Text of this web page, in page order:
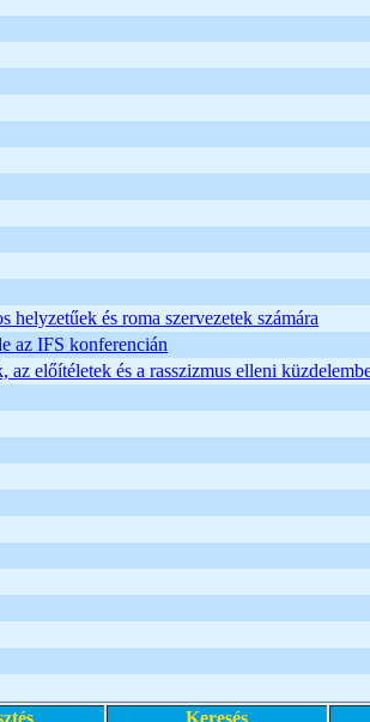
és roma szervezetek számára
az IFS konferencián
az előítéletek és a rasszizmus elleni
Keresés